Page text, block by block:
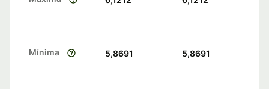
Mínima 5,8691 5,8691